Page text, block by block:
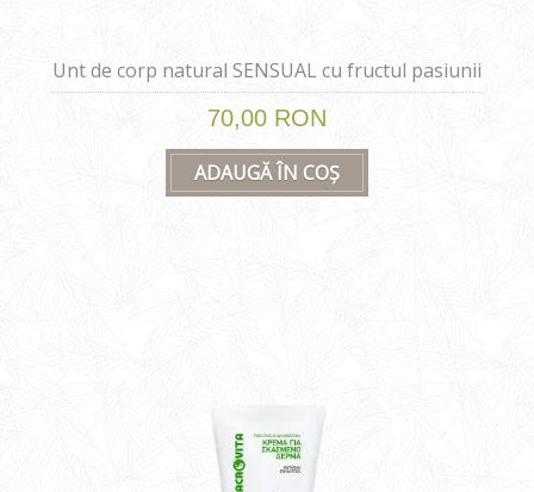
ADAUGĂ ÎN COȘ
Unt de corp natural SENSUAL cu fructul pasiunii
si ulei de masline 200 ml
70,00 RON